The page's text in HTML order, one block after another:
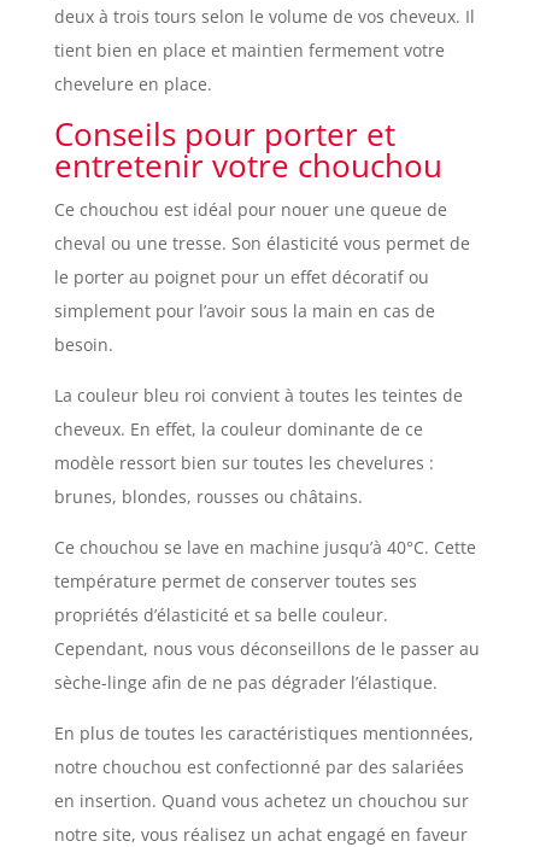
deux à trois tours selon le volume de vos cheveux. Il
tient bien en place et maintien fermement votre
chevelure en place.
Conseils pour porter et
entretenir votre chouchou
Ce chouchou est idéal pour nouer une queue de
cheval ou une tresse. Son élasticité vous permet de
le porter au poignet pour un effet décoratif ou
simplement pour l’avoir sous la main en cas de
besoin.
La couleur bleu roi convient à toutes les teintes de
cheveux. En effet, la couleur dominante de ce
modèle ressort bien sur toutes les chevelures :
brunes, blondes, rousses ou châtains.
Ce chouchou se lave en machine jusqu’à 40°C. Cette
température permet de conserver toutes ses
propriétés d’élasticité et sa belle couleur.
Cependant, nous vous déconseillons de le passer au
sèche-linge afin de ne pas dégrader l’élastique.
En plus de toutes les caractéristiques mentionnées,
notre chouchou est confectionné par des salariées
en insertion. Quand vous achetez un chouchou sur
notre site, vous réalisez un achat engagé en faveur